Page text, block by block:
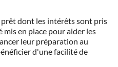
dont les intérêts sont pris
mis en place pour aider les
leur préparation au
d'une facilité de